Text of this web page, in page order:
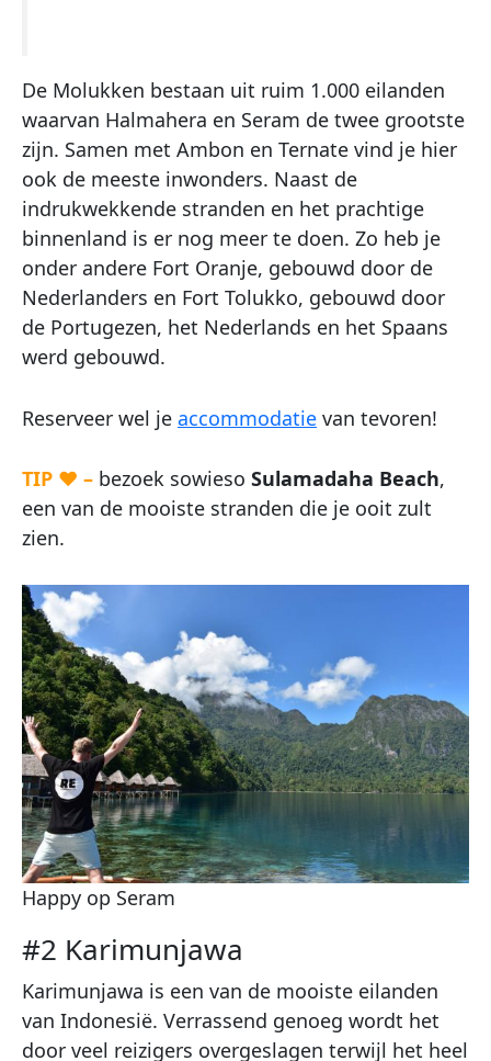
De Molukken bestaan uit ruim 1.000 eilanden
waarvan Halmahera en Seram de twee grootste
zijn. Samen met Ambon en Ternate vind je hier
ook de meeste inwonders. Naast de
indrukwekkende stranden en het prachtige
binnenland is er nog meer te doen. Zo heb je
onder andere Fort Oranje, gebouwd door de
Nederlanders en Fort Tolukko, gebouwd door
de Portugezen, het Nederlands en het Spaans
werd gebouwd.
Reserveer wel je accommodatie van tevoren!
TIP ♥ – bezoek sowieso Sulamadaha Beach,
een van de mooiste stranden die je ooit zult
zien.
Happy op Seram
#2 Karimunjawa
Karimunjawa is een van de mooiste eilanden
van Indonesië. Verrassend genoeg wordt het
door veel reizigers overgeslagen terwijl het heel